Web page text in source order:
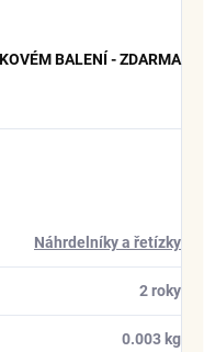
BALENÍ - ZDARMA
Náhrdelníky a řetízky
2 roky
0.003 kg